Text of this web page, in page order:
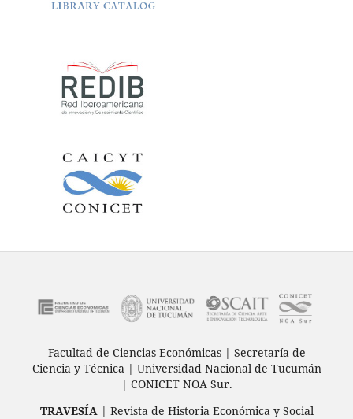
Facultad de Ciencias Económicas | Secretaría de
Ciencia y Técnica | Universidad Nacional de Tucumán
| CONICET NOA Sur.
TRAVESÍA | Revista de Historia Económica y Social